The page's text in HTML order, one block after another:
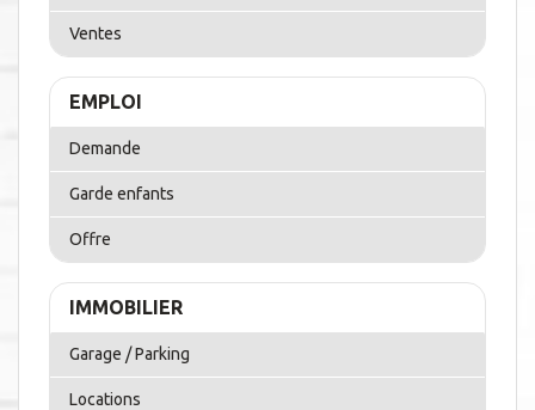
Ventes
EMPLOI
Demande
Garde enfants
Offre
IMMOBILIER
Garage / Parking
Locations